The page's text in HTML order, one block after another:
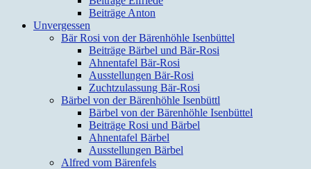
Beiträge Anton
Unvergessen
Bär Rosi von der Bärenhöhle Isenbüttel
Beiträge Bärbel und Bär-Rosi
Ahnentafel Bär-Rosi
Ausstellungen Bär-Rosi
Zuchtzulassung Bär-Rosi
Bärbel von der Bärenhöhle Isenbüttl
Bärbel von der Bärenhöhle Isenbüttel
Beiträge Rosi und Bärbel
Ahnentafel Bärbel
Ausstellungen Bärbel
Alfred vom Bärenfels